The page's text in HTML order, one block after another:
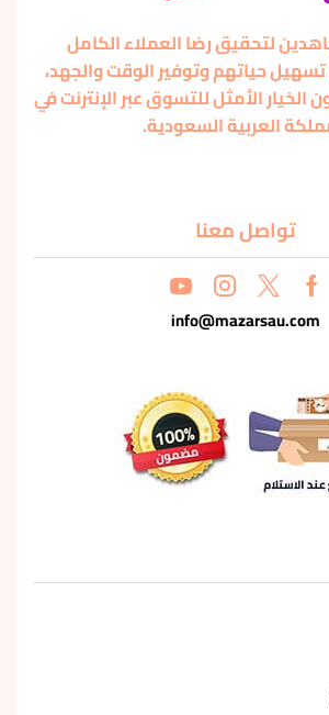
لتحقيق رضا العملاء الكامل
حياتهم وتوفير الوقت والجهد،
الخيار الأمثل للتسوق عبر الإنترنت في
العربية السعودية.
تواصل معنا
info@mazarsau.com